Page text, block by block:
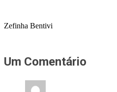
Zefinha Bentivi
Um Comentário